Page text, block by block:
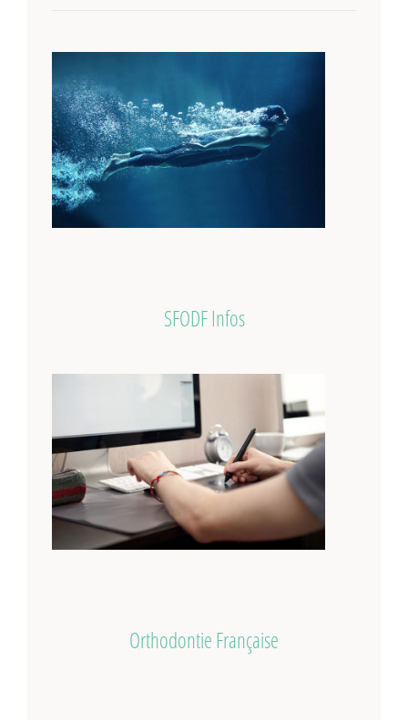
SFODF Infos
Orthodontie Française